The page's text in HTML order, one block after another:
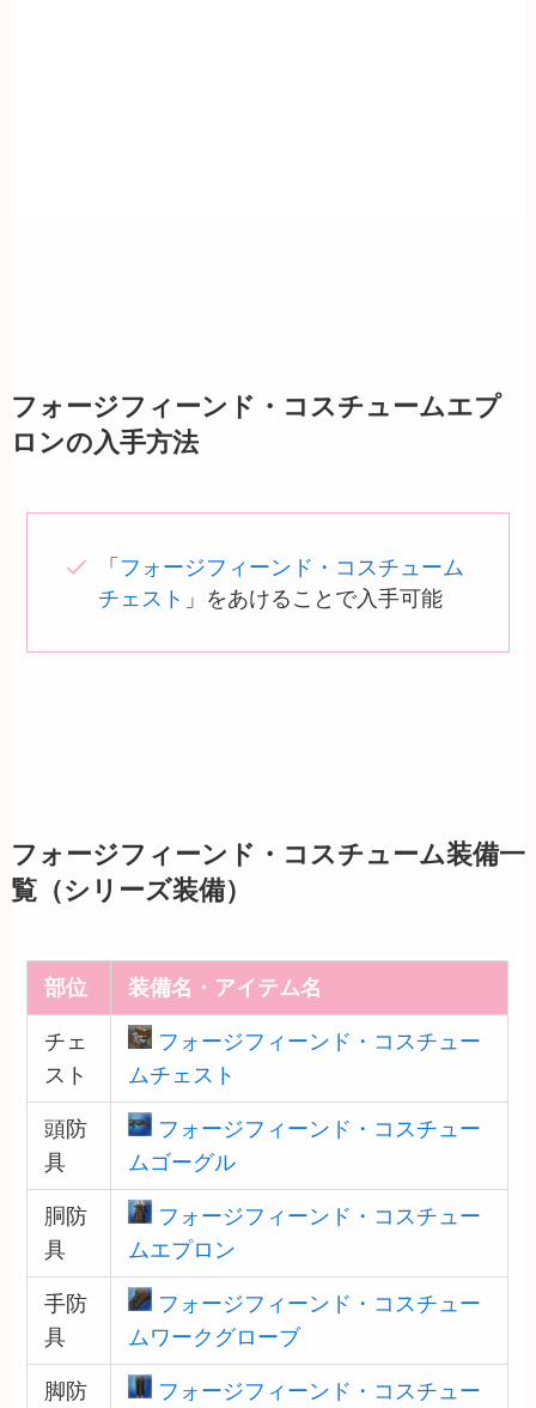
フォージフィーンド・コスチュームエプ
ロンの入手方法
「 フォージフィーンド・コスチューム
チェスト 」をあけることで入手可能
フォージフィーンド・コスチューム装備一
覧（シリーズ装備）
部位 装備名・アイテム名
チェ
スト
フォージフィーンド・コスチュー
ムチェスト
頭防
具
フォージフィーンド・コスチュー
ムゴーグル
胴防
具
フォージフィーンド・コスチュー
ムエプロン
手防
具
フォージフィーンド・コスチュー
ムワークグローブ
脚防 フォージフィーンド・コスチュー